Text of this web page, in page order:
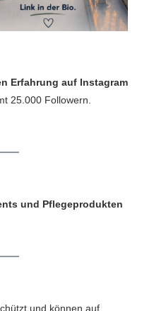
Erfahrung auf Instagram
25.000 Followern.
und Pflegeprodukten
und können auf